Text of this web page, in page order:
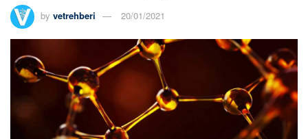
by vetrehberi 20/01/2021